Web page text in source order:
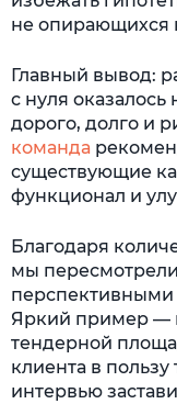
не опирающихся
Главный вывод:
с нуля
дорого, долго и
команда
существующие
функционал и
Благодаря
мы
перспективными
Яркий пример —
тендерной
клиента в
интервью